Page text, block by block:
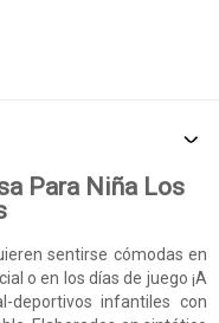
Para Niña Los
sentirse cómodas en
o en los días de juego ¡A
deportivos infantiles con